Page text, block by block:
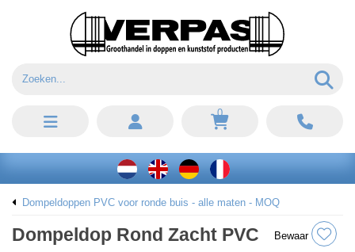
0
Dompeldoppen PVC voor ronde buis - alle maten - MOQ
Dompeldop Rond Zacht PVC
Bewaar